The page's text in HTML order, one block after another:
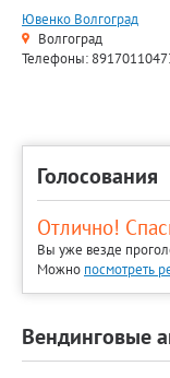
Ювенко Волгоград
Волгоград
Телефоны:
Голосования
Отлично!
Вы уже везде
Можно посмотреть
Вендинговые